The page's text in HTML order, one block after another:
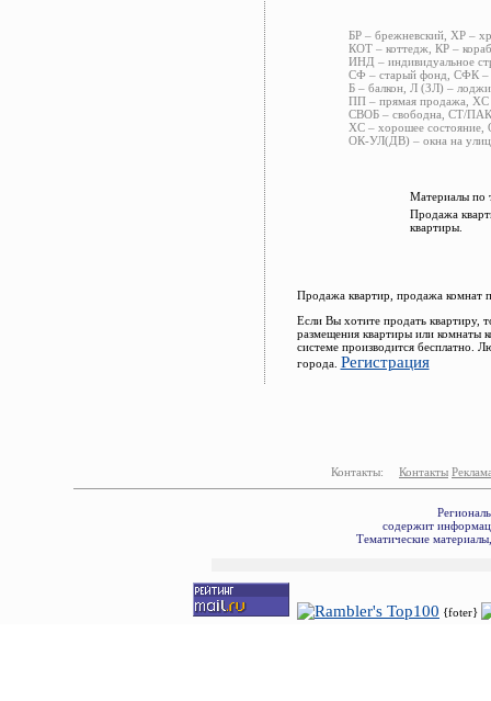
БР – брежневский, ХР –
КОТ – коттедж, КР –
ИНД – индивидуальное
СФ – старый фонд, СФК –
Б – балкон, Л (ЗЛ) –
ПП – прямая продажа, ХС
СВОБ – свободна, СТ/ПАК
ХС – хорошее
ОК-УЛ(ДВ) – окна на
Материалы по
Продажа
квартиры.
Продажа квартир, продажа комнат
Если Вы хотите продать квартиру,
размещения квартиры или комнаты
системе производится бесплатно.
города. Регистрация
Контакты: Контакты
содержит
Тематические
{foter}